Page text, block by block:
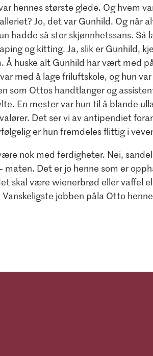
hennes største glede. Og hvem
Jo, det var Gunhild. Og når
hadde så stor skjønnhetssans.
og kitting. Ja, slik er Gunhild,
Å huske alt Gunhild har vært med
med å lage friluftskole, og hun
som Ottos handtlanger og
En mester var hun til å blande
Det ser vi av antipendiet
er hun fremdeles flittig i
nok med ferdigheter. Nei,
maten. Det er jo henne som er
skal være wienerbrød eller vaffel
jobben påla Otto